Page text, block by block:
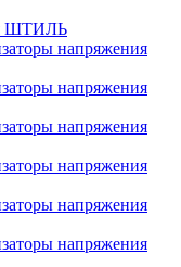
ШТИЛЬ
напряжения
напряжения
напряжения
напряжения
напряжения
напряжения